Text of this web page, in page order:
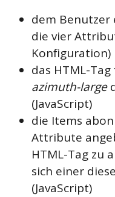
dem Benutzer
die vier
Konfiguration)
das HTML-
azimuth-large
(JavaScript)
die Items
Attribute
HTML-Tag zu
sich einer
(JavaScript)